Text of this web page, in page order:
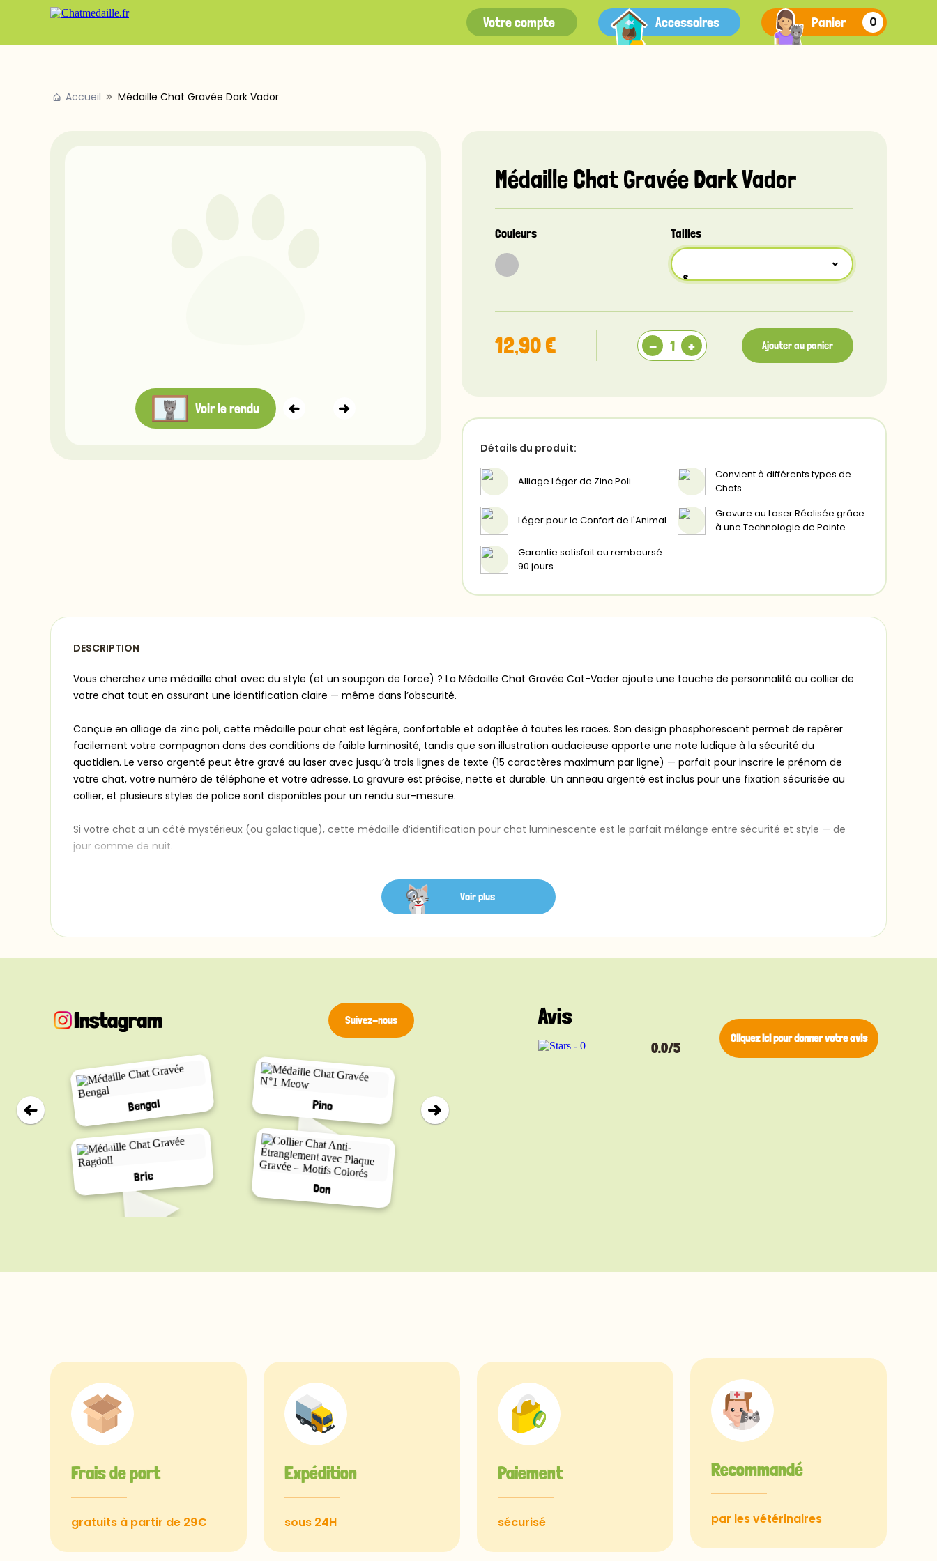
Votre compte Accessoires Panier 0
Accueil Médaille Chat Gravée Dark Vador
Voir le rendu
Médaille Chat Gravée Dark Vador
Couleurs Tailles
S
Recto
Verso
12,90 € - + Ajouter au panier
Détails du produit:
Alliage Léger de Zinc Poli
Convient à différents types de
Chats
Léger pour le Confort de l'Animal
Gravure au Laser Réalisée grâce
à une Technologie de Pointe
Garantie satisfait ou remboursé
90 jours
DESCRIPTION
Vous cherchez une médaille chat avec du style (et un soupçon de force) ? La Médaille Chat Gravée Cat-Vader ajoute une touche de personnalité au collier de
votre chat tout en assurant une identification claire — même dans l’obscurité.
Conçue en alliage de zinc poli, cette médaille pour chat est légère, confortable et adaptée à toutes les races. Son design phosphorescent permet de repérer
facilement votre compagnon dans des conditions de faible luminosité, tandis que son illustration audacieuse apporte une note ludique à la sécurité du
quotidien. Le verso argenté peut être gravé au laser avec jusqu’à trois lignes de texte (15 caractères maximum par ligne) — parfait pour inscrire le prénom de
votre chat, votre numéro de téléphone et votre adresse. La gravure est précise, nette et durable. Un anneau argenté est inclus pour une fixation sécurisée au
collier, et plusieurs styles de police sont disponibles pour un rendu sur-mesure.
Si votre chat a un côté mystérieux (ou galactique), cette médaille d’identification pour chat luminescente est le parfait mélange entre sécurité et style — de
jour comme de nuit.
Voir plus
Instagram Suivez-nous
Bengal
▸
Brie ▸
Pino
Don
Avis
0.0/5
Cliquez ici pour donner votre avis
Frais de port
gratuits à partir de 29€
Expédition
sous 24H
Paiement
sécurisé
Recommandé
par les vétérinaires